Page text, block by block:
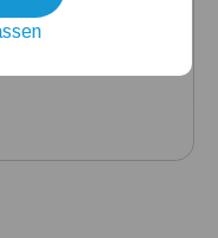
u nodig heeft